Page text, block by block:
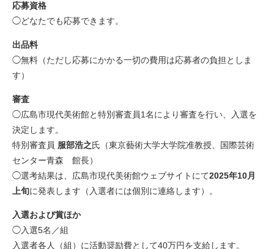
応募資格
◯どなたでも応募できます。
出品料
◯無料（ただし応募にかかる一切の費用は応募者の負担としま
す）
審査
◯広島市現代美術館と特別審査員1名により審査を行い、入選を
決定します。
特別審査員 服部浩之氏（東京藝術大学大学院准教授、国際芸術
センター青森 館長）
◯選考結果は、広島市現代美術館ウェブサイトにて2025年10月
上旬に発表します（入選者には個別に連絡します）。
入選および賞ほか
◯入選5名／組
入選者各人（組）に活動奨励費として40万円を支給します。